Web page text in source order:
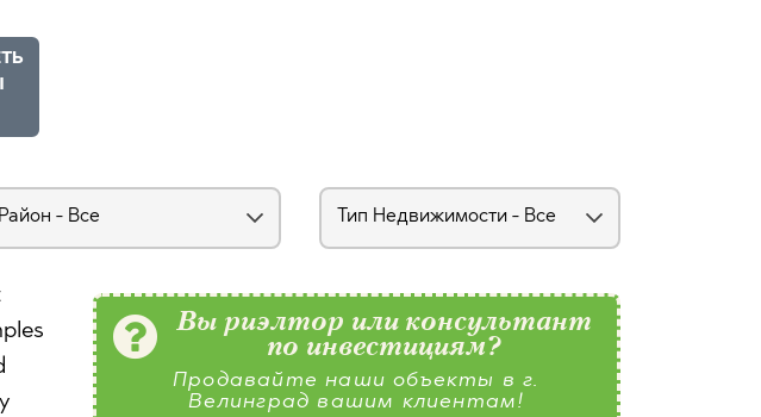
Вы риэлтор или консультант
по инвестициям?
Продавайте наши объекты в г.
Велинград вашим клиентам!